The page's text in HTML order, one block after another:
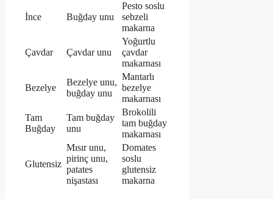
İnce Buğday unu
Pesto soslu
sebzeli
makarna
Çavdar Çavdar unu
Yoğurtlu
çavdar
makarnası
Bezelye
Bezelye unu,
buğday unu
Mantarlı
bezelye
makarnası
Tam
Buğday
Tam buğday
unu
Brokolili
tam buğday
makarnası
Glutensiz
Mısır unu,
pirinç unu,
patates
nişastası
Domates
soslu
glutensiz
makarna